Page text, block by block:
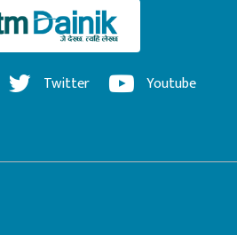
Twitter Youtube